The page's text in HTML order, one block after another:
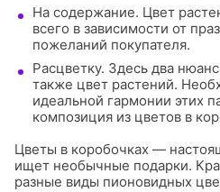
На содержание. Цвет
всего в зависимости от
пожеланий покупателя.
Расцветку. Здесь два
также цвет растений.
идеальной гармонии этих
композиция из цветов в
Цветы в коробочках —
ищет необычные подарки.
разные виды пионовидных